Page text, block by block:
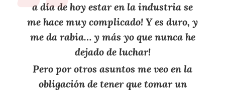
a día de hoy estar en la industria se
me hace muy complicado! Y es duro, y
me da rabia… y más yo que nunca he
dejado de luchar!
Pero por otros asuntos me veo en la
obligación de tener que tomar un